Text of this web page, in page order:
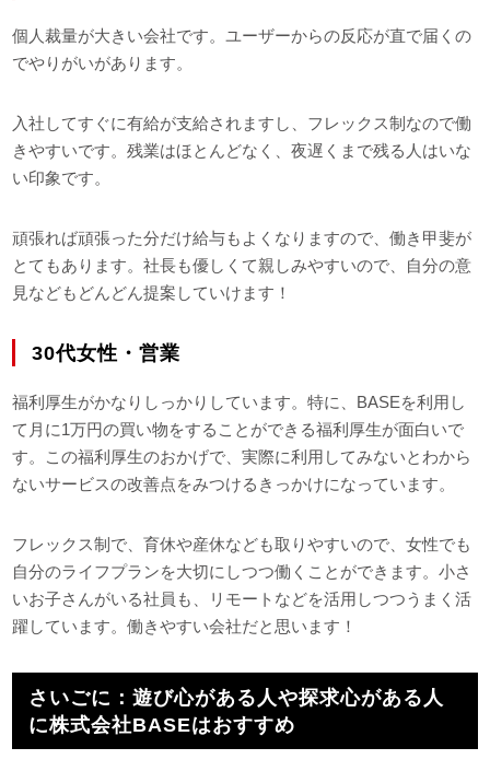
個人裁量が大きい会社です。ユーザーからの反応が直で届くの
でやりがいがあります。
入社してすぐに有給が支給されますし、フレックス制なので働
きやすいです。残業はほとんどなく、夜遅くまで残る人はいな
い印象です。
頑張れば頑張った分だけ給与もよくなりますので、働き甲斐が
とてもあります。社長も優しくて親しみやすいので、自分の意
見などもどんどん提案していけます！
30代女性・営業
福利厚生がかなりしっかりしています。特に、BASEを利用し
て月に1万円の買い物をすることができる福利厚生が面白いで
す。この福利厚生のおかげで、実際に利用してみないとわから
ないサービスの改善点をみつけるきっかけになっています。
フレックス制で、育休や産休なども取りやすいので、女性でも
自分のライフプランを大切にしつつ働くことができます。小さ
いお子さんがいる社員も、リモートなどを活用しつつうまく活
躍しています。働きやすい会社だと思います！
さいごに：遊び心がある人や探求心がある人
に株式会社BASEはおすすめ